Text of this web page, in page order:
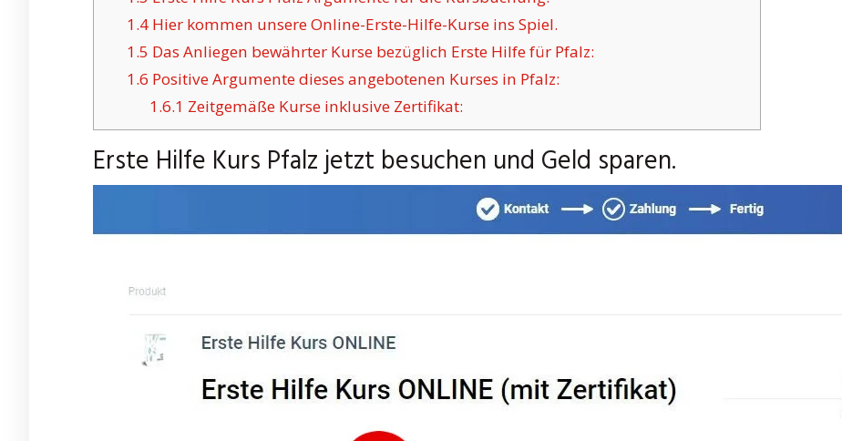
1.4Hier kommen unsere Online-Erste-Hilfe-Kurse ins Spiel.
1.5 Das Anliegen bewährter Kurse bezüglich Erste Hilfe für Pfalz:
1.6 Positive Argumente dieses angebotenen Kurses in Pfalz:
1.6.1 Zeitgemäße Kurse inklusive Zertifikat:
Erste Hilfe Kurs Pfalz jetzt besuchen und Geld sparen.